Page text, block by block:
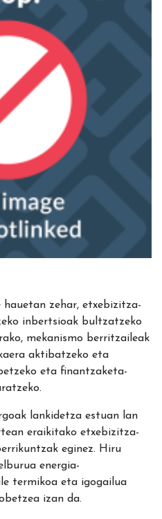
zehar, etxebizitza-
inbertsioak bultzatzeko
mekanismo berritzaileak
aktibatzeko eta
eta finantzaketa-
lankidetza estuan lan
eraikitako etxebizitza-
eginez. Hiru
energia-
termikoa eta igogailua
izan da.